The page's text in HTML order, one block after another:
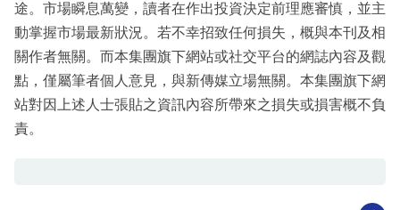
途。市場瞬息萬變，讀者在作出投資決定前理應審慎，並主
動掌握市場最新狀況。若不幸招致任何損失，概與本刊及相
關作者無關。而本集團旗下網站或社交平台的網誌內容及觀
點，僅屬筆者個人意見，與新傳媒立場無關。本集團旗下網
站對因上述人士張貼之資訊內容所帶來之損失或損害概不負
責。